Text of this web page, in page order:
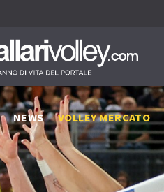
NEWS VOLLEY MERCATO